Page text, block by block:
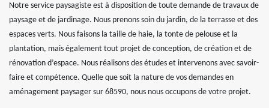
Notre service paysagiste est à disposition de toute demande de travaux de
paysage et de jardinage. Nous prenons soin du jardin, de la terrasse et des
espaces verts. Nous faisons la taille de haie, la tonte de pelouse et la
plantation, mais également tout projet de conception, de création et de
rénovation d’espace. Nous réalisons des études et intervenons avec savoir-
faire et compétence. Quelle que soit la nature de vos demandes en
aménagement paysager sur 68590, nous nous occupons de votre projet.